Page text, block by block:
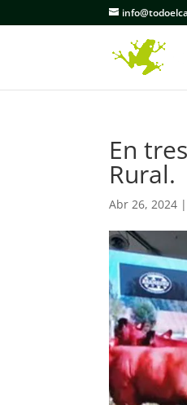
En
Rural.
Abr 26, 2024 |